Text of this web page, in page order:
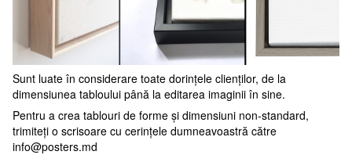
Sunt luate în considerare toate dorințele clienților, de la
dimensiunea tabloului până la editarea imaginii în sine.
Pentru a crea tablouri de forme și dimensiuni non-standard,
trimiteți o scrisoare cu cerințele dumneavoastră către
info@posters.md